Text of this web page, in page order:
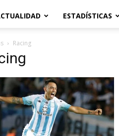
ESTADÍSTICAS
Racing